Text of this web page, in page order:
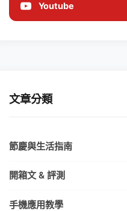
Youtube
文章分類
節慶與生活指南
開箱文 & 評測
手機應用教學